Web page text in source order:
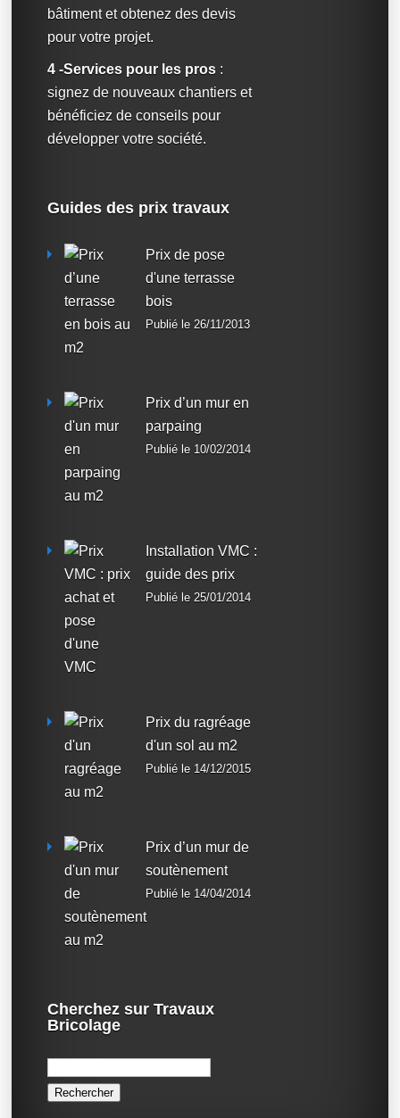
bâtiment et obtenez des devis
pour votre projet.
4 -Services pour les pros :
signez de nouveaux chantiers et
bénéficiez de conseils pour
développer votre société.
Guides des prix travaux
Prix de pose
d'une terrasse
bois
Publié le 26/11/2013
Prix d’un mur en
parpaing
Publié le 10/02/2014
Installation VMC :
guide des prix
Publié le 25/01/2014
Prix du ragréage
d'un sol au m2
Publié le 14/12/2015
Prix d’un mur de
soutènement
Publié le 14/04/2014
Cherchez sur Travaux
Bricolage
Rechercher :